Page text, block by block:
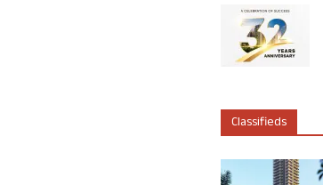
Classifieds